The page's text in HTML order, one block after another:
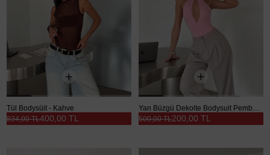
Tül Bodysüit - Kahve
400,00 TL
834,00 TL 200,00 TL
500,00 TL